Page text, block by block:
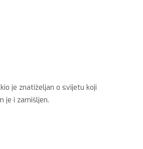
je znatiželjan o svijetu koji
je i zamišljen.